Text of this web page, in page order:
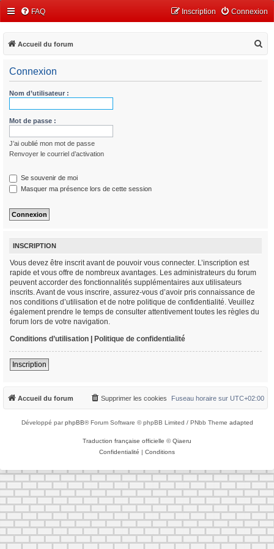
FAQ Connexion
Inscription
Accueil du forum
Connexion
Nom d’utilisateur :
Mot de passe :
J’ai oublié mon mot de passe
Renvoyer le courriel d’activation
Se souvenir de moi
Masquer ma présence lors de cette session
INSCRIPTION
Vous devez être inscrit avant de pouvoir vous connecter. L’inscription est
rapide et vous offre de nombreux avantages. Les administrateurs du forum
peuvent accorder des fonctionnalités supplémentaires aux utilisateurs
inscrits. Avant de vous inscrire, assurez-vous d’avoir pris connaissance de
nos conditions d’utilisation et de notre politique de confidentialité. Veuillez
également prendre le temps de consulter attentivement toutes les règles du
forum lors de votre navigation.
Conditions d’utilisation | Politique de confidentialité
Inscription
Accueil du forum Fuseau horaire sur UTC+02:00
Supprimer les cookies
Développé parphpBB® Forum Software © phpBB Limited / PNbb Theme adapted
Traduction française officielle ©Qiaeru
Confidentialité | Conditions